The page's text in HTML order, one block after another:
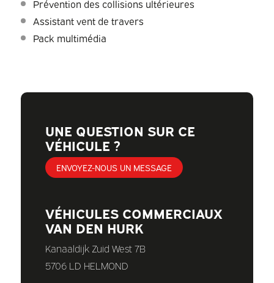
Prévention des collisions ultérieures
Assistant vent de travers
Pack multimédia
UNE QUESTION SUR CE
VÉHICULE ?
ENVOYEZ-NOUS UN MESSAGE
VÉHICULES COMMERCIAUX
VAN DEN HURK
Kanaaldijk Zuid West 7B
5706 LD HELMOND